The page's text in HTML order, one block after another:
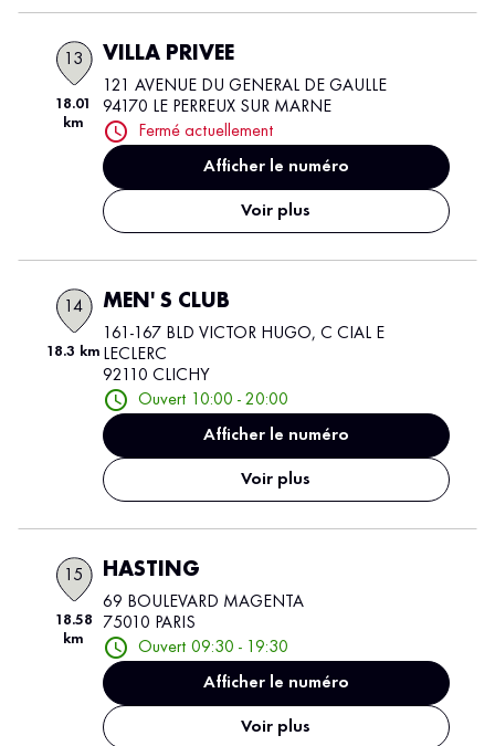
13
18.01
km
VILLA PRIVEE
121 AVENUE DU GENERAL DE GAULLE
94170 LE PERREUX SUR MARNE
Fermé actuellement
Afficher le numéro
Voir plus
14
18.3 km
MEN' S CLUB
161-167 BLD VICTOR HUGO, C CIAL E
LECLERC
92110 CLICHY
Ouvert 10:00 - 20:00
Afficher le numéro
Voir plus
15
18.58
km
HASTING
69 BOULEVARD MAGENTA
75010 PARIS
Ouvert 09:30 - 19:30
Afficher le numéro
Voir plus